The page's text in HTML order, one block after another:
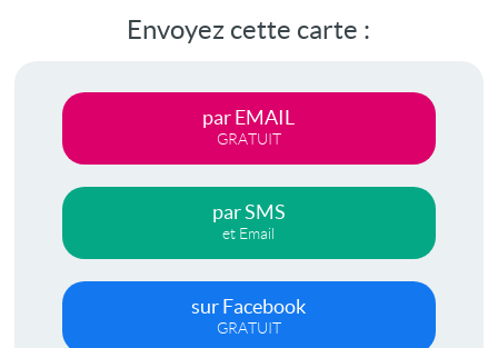
Envoyez cette carte :
par EMAIL
GRATUIT
par SMS
et Email
sur Facebook
GRATUIT